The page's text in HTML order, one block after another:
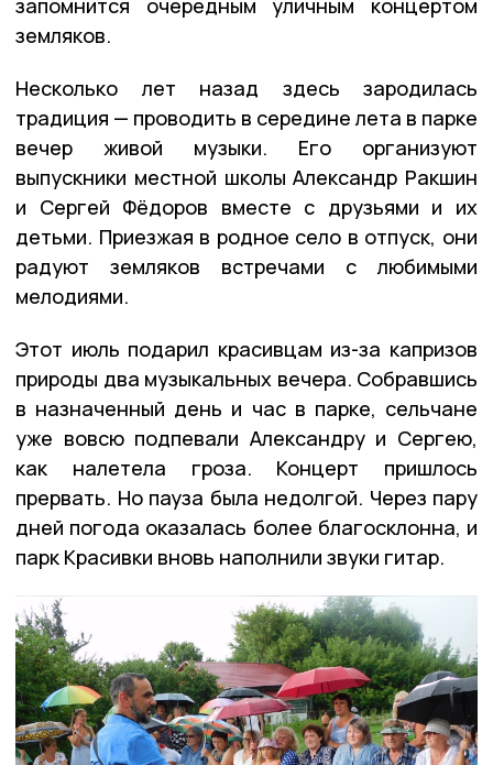
запомнится очередным уличным концертом
земляков.
Несколько лет назад здесь зародилась
традиция — проводить в середине лета в парке
вечер живой музыки. Его организуют
выпускники местной школы Александр Ракшин
и Сергей Фёдоров вместе с друзьями и их
детьми. Приезжая в родное село в отпуск, они
радуют земляков встречами с любимыми
мелодиями.
Этот июль подарил красивцам из-за капризов
природы два музыкальных вечера. Собравшись
в назначенный день и час в парке, сельчане
уже вовсю подпевали Александру и Сергею,
как налетела гроза. Концерт пришлось
прервать. Но пауза была недолгой. Через пару
дней погода оказалась более благосклонна, и
парк Красивки вновь наполнили звуки гитар.